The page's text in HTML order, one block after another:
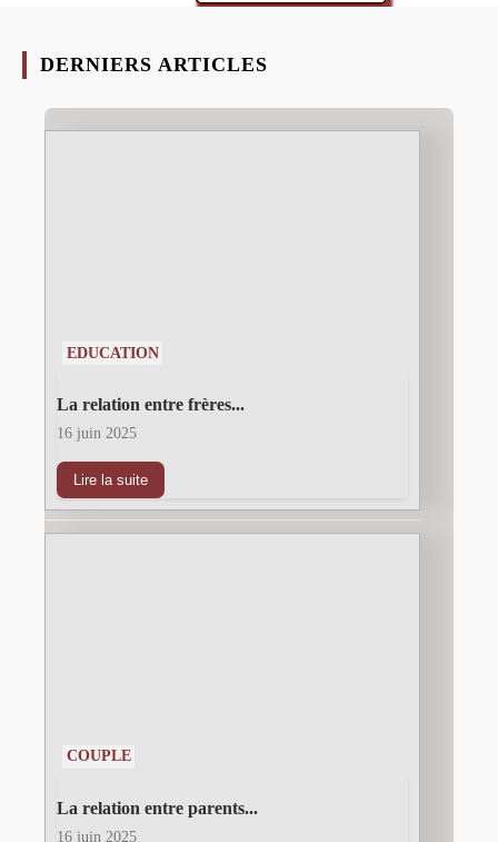
DERNIERS ARTICLES
EDUCATION
La relation entre frères...
16 juin 2025
Lire la suite
COUPLE
La relation entre parents...
16 juin 2025